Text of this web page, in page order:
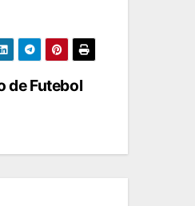
de Futebol